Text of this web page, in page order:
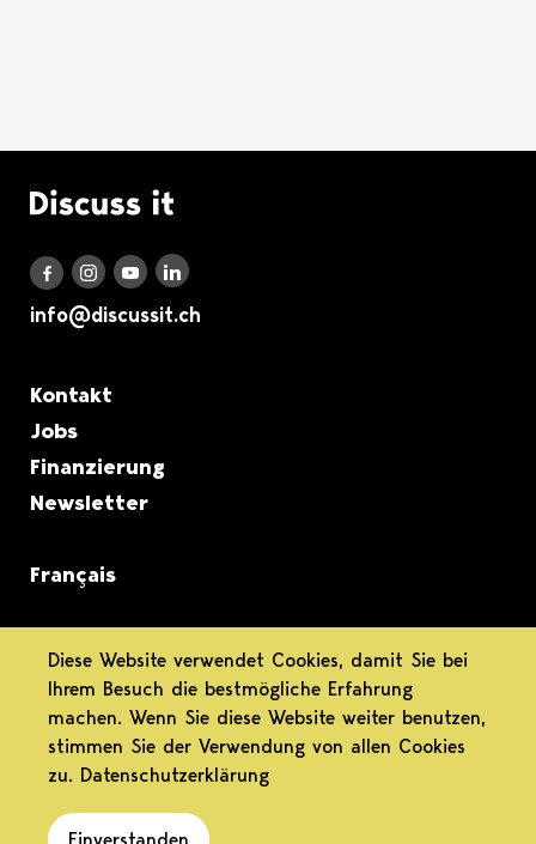
Logo Discuss it
Discuss it auf Facebook
Discuss it auf Instagram
Discuss it auf Youtube
Discuss it auf LinkedIn
info@discussit.ch
Metanavigation
Kontakt
Jobs
Finanzierung
Newsletter
Français
informiert.
differenziert.
engagiert.
Diese Website verwendet Cookies, damit Sie bei
Ihrem Besuch die bestmögliche Erfahrung
machen. Wenn Sie diese Website weiter benutzen,
stimmen Sie der Verwendung von allen Cookies
zu. Datenschutzerklärung
Einverstanden